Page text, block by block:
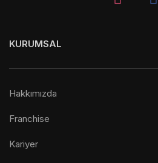
KURUMSAL
Hakkımızda
Franchise
Kariyer